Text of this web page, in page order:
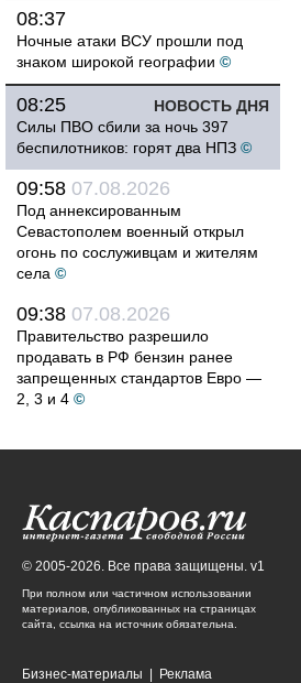
08:37
Ночные атаки ВСУ прошли под
знаком широкой географии ©
НОВОСТЬ ДНЯ
08:25
Силы ПВО сбили за ночь 397
беспилотников: горят два НПЗ ©
09:58 07.08.2026
Под аннексированным
Севастополем военный открыл
огонь по сослуживцам и жителям
села ©
09:38 07.08.2026
Правительство разрешило
продавать в РФ бензин ранее
запрещенных стандартов Евро —
2, 3 и 4 ©
© 2005-2026. Все права защищены. v1
При полном или частичном использовании
материалов, опубликованных на страницах
сайта, ссылка на источник обязательна.
Бизнес-материалы Реклама